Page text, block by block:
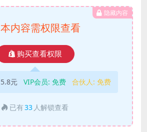
隐藏内容
本内容需权限查看
购买查看权限
5.8元 VIP会员: 免费 合伙人: 免费
已有33 人解锁查看